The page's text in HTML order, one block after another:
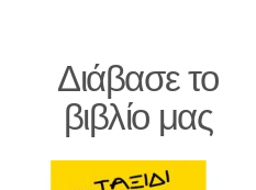
Διάβασε το
βιβλίο μας